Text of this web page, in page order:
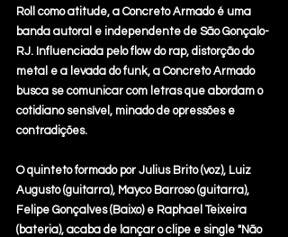
Roll como atitude, a Concreto Armado é uma
banda autoral e independente de São Gonçalo-
RJ. Influenciada pelo flow do rap, distorção do
metal e a levada do funk, a Concreto Armado
busca se comunicar com letras que abordam o
cotidiano sensível, minado de opressões e
contradições.
O quinteto formado por Julius Brito (voz), Luiz
Augusto (guitarra), Mayco Barroso (guitarra),
Felipe Gonçalves (Baixo) e Raphael Teixeira
(bateria), acaba de lançar o clipe e single "Não